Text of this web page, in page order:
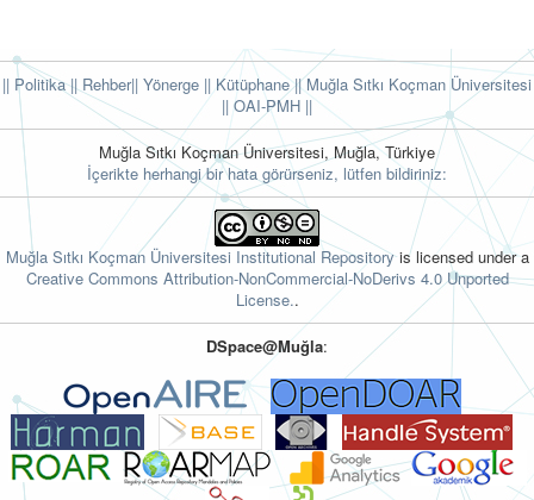
|| Politika|| Rehber|| Yönerge || Kütüphane|| Muğla Sıtkı Koçman Üniversitesi
|| OAI-PMH ||
Muğla Sıtkı Koçman Üniversitesi, Muğla, Türkiye
İçerikte herhangi bir hata görürseniz, lütfen bildiriniz:
Muğla Sıtkı Koçman Üniversitesi Institutional Repositoryis licensed under a
Creative Commons Attribution-NonCommercial-NoDerivs 4.0 Unported
License..
DSpace@Muğla: